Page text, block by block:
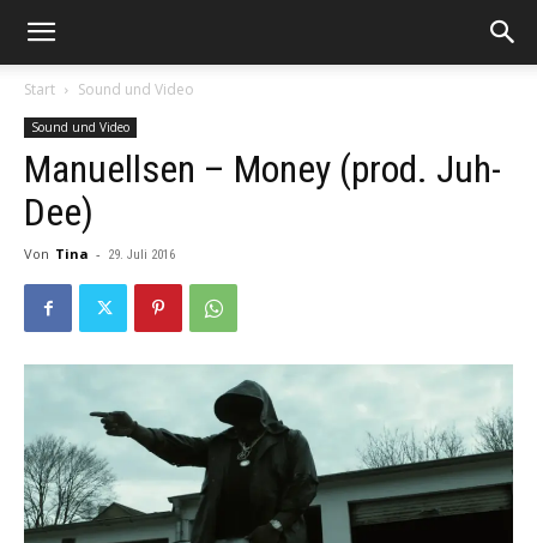
Start Sound und Video
Sound und Video
Manuellsen – Money (prod. Juh-
Dee)
Von Tina - 29. Juli 2016